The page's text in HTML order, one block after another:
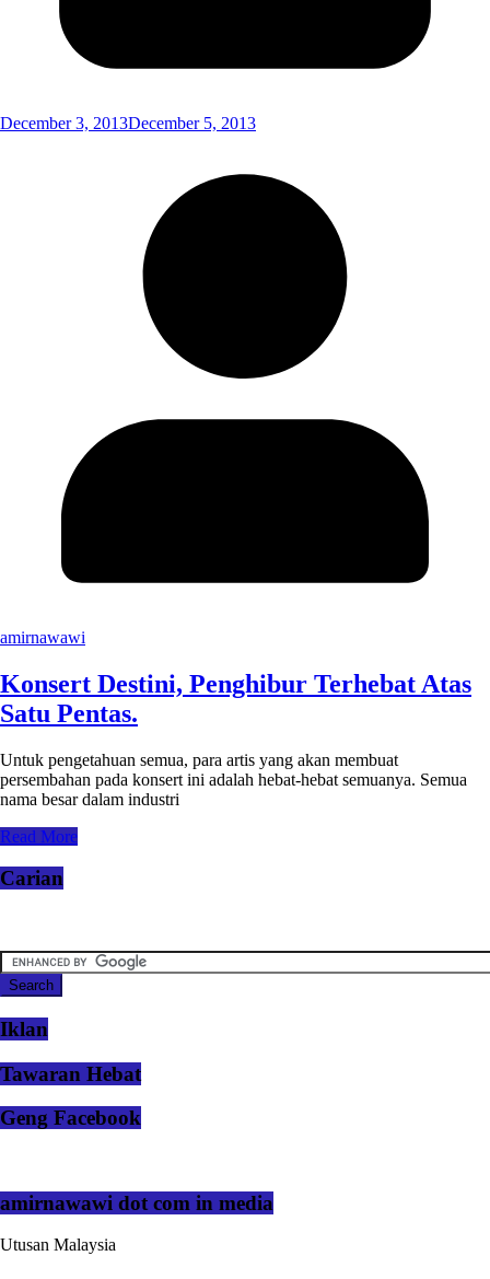
December 3, 2013December 5, 2013
amirnawawi
Konsert Destini, Penghibur Terhebat Atas
Satu Pentas.
Untuk pengetahuan semua, para artis yang akan membuat
persembahan pada konsert ini adalah hebat-hebat semuanya. Semua
nama besar dalam industri
Read More
Carian
Iklan
Tawaran Hebat
Geng Facebook
amirnawawi dot com in media
Utusan Malaysia